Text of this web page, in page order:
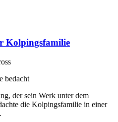
Kolpingsfamilie
bedacht
der sein Werk unter dem
die Kolpingsfamilie in einer